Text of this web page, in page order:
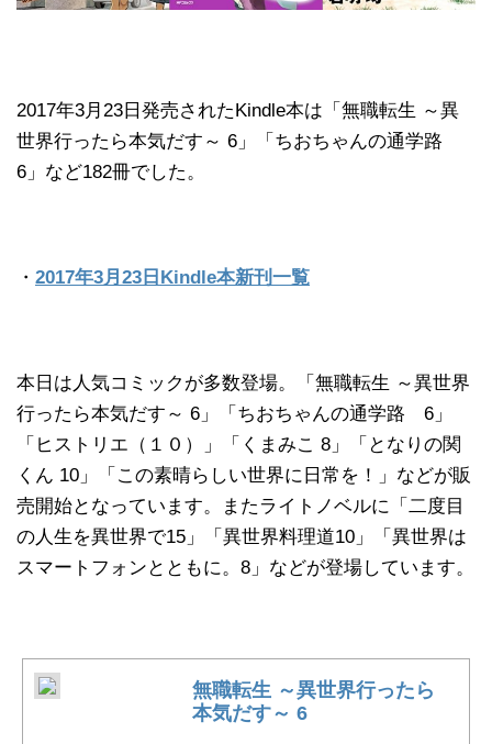
2017年3月23日発売されたKindle本は「無職転生 ～異
世界行ったら本気だす～ 6」「ちおちゃんの通学路
6」など182冊でした。
・ 2017年3月23日Kindle本新刊一覧
本日は人気コミックが多数登場。「無職転生 ～異世界
行ったら本気だす～ 6」「ちおちゃんの通学路 6」
「ヒストリエ（１０）」「くまみこ 8」「となりの関
くん 10」「この素晴らしい世界に日常を！」などが販
売開始となっています。またライトノベルに「二度目
の人生を異世界で15」「異世界料理道10」「異世界は
スマートフォンとともに。8」などが登場しています。
無職転生 ～異世界行ったら
本気だす～ 6